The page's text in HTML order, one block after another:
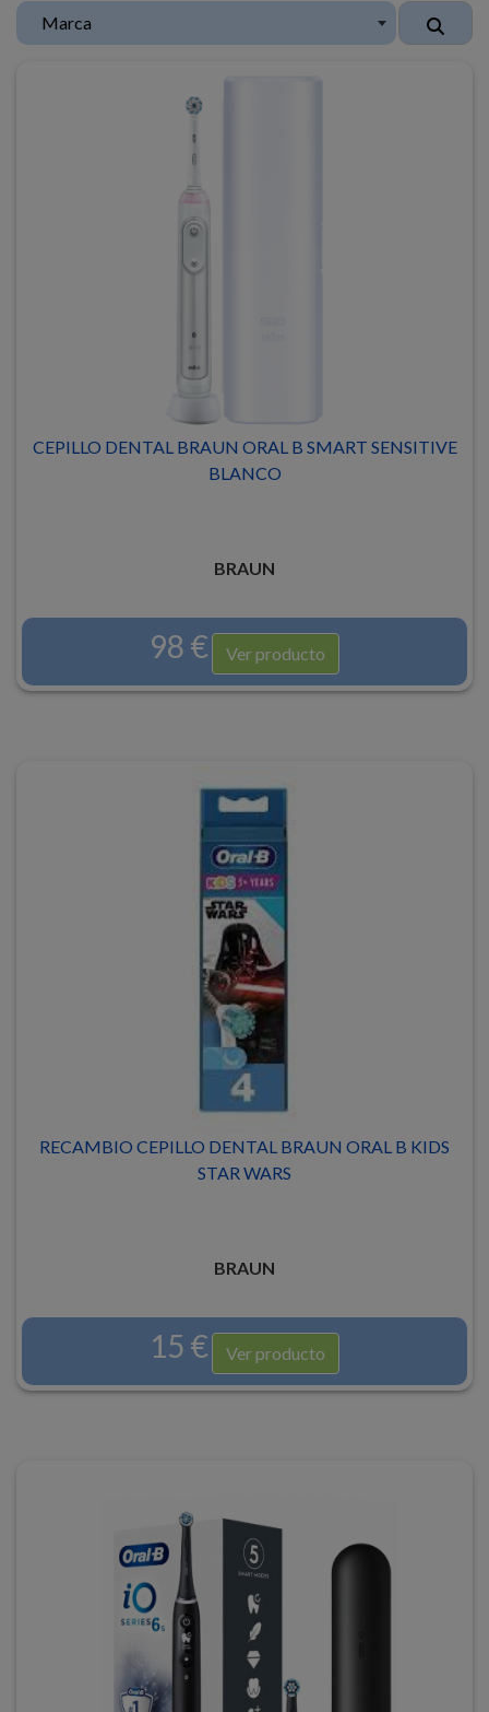
Marca
CEPILLO DENTAL BRAUN ORAL B SMART SENSITIVE
BLANCO
BRAUN
98 € Ver producto
RECAMBIO CEPILLO DENTAL BRAUN ORAL B KIDS
STAR WARS
BRAUN
15 € Ver producto